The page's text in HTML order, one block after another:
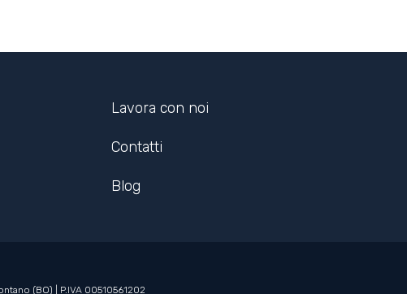
Lavora con noi
Contatti
Blog
(BO) | P.IVA 00510561202